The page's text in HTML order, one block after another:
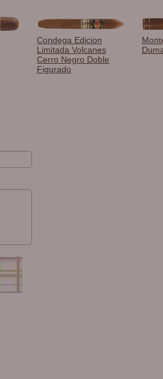
Condega Edicion
Limitada Volcanes
Cerro Negro Doble
Figurado